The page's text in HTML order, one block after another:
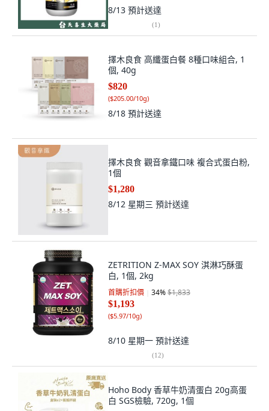
8/13 預計送達
(1)
擇木良食 高纖蛋白餐 8種口味組合, 1
個, 40g
$820
($205.00/10g)
8/18 預計送達
擇木良食 觀音拿鐵口味 複合式蛋白粉,
1個
$1,280
8/12 星期三 預計送達
ZETRITION Z-MAX SOY 淇淋巧酥蛋
白, 1個, 2kg
首購折扣價 34%$1,833
$1,193
($5.97/10g)
8/10 星期一 預計送達
(12)
Hoho Body 香草牛奶清蛋白 20g高蛋
白 SGS檢驗, 720g, 1個